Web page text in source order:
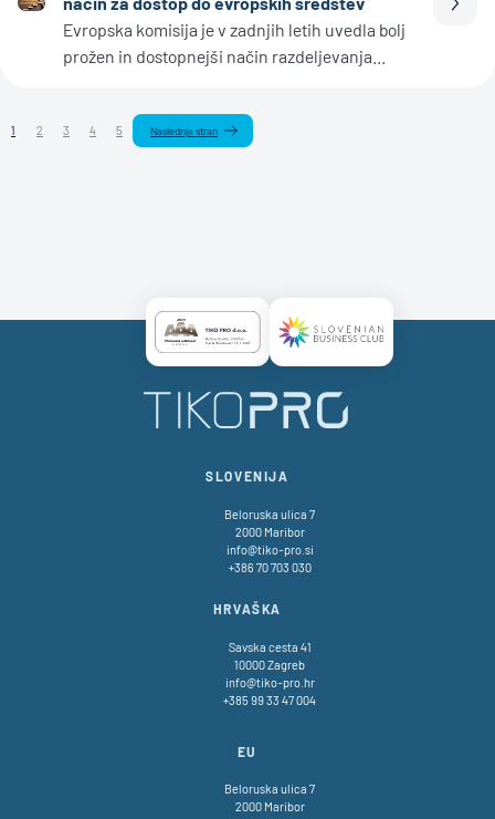
Evropska komisija je v zadnjih letih uvedla bolj
prožen in dostopnejši način razdeljevanja...
1 2 3 4 5 Naslednja stran
Certificate AAA LogoCertificate SBC Logo
SLOVENIJA
Beloruska ulica 7
2000 Maribor
info@tiko-pro.si
+386 70 703 030
HRVAŠKA
Savska cesta 41
10000 Zagreb
info@tiko-pro.hr
+385 99 33 47 004
EU
Beloruska ulica 7
2000 Maribor